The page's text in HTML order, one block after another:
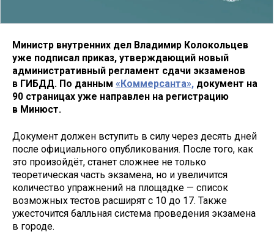
Министр внутренних дел Владимир Колокольцев
уже подписал приказ, утверждающий новый
административный регламент сдачи экзаменов
в ГИБДД. По данным «Коммерсанта», документ на
90 страницах уже направлен на регистрацию
в Минюст.
Документ должен вступить в силу через десять дней
после официального опубликования. После того, как
это произойдёт, станет сложнее не только
теоретическая часть экзамена, но и увеличится
количество упражнений на площадке — список
возможных тестов расширят с 10 до 17. Также
ужесточится балльная система проведения экзамена
в городе.